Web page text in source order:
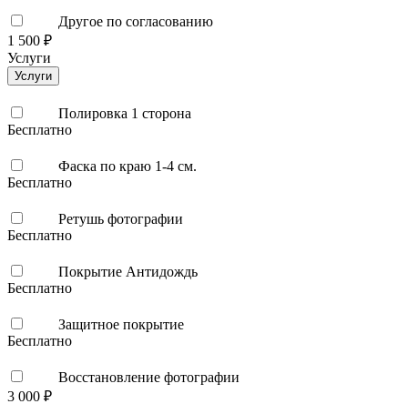
Другое по согласованию
1 500 ₽
Услуги
Услуги
Полировка 1 сторона
Бесплатно
Фаска по краю 1-4 см.
Бесплатно
Ретушь фотографии
Бесплатно
Покрытие Антидождь
Бесплатно
Защитное покрытие
Бесплатно
Восстановление фотографии
3 000 ₽